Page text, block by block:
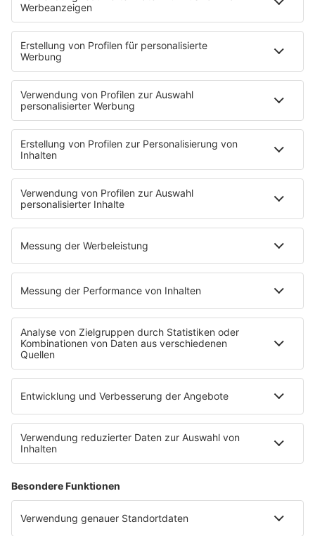
HOME
INFOS
Kontakt
Jobs & Praktika
Pressekontakt
Presse & Downloads
Wetter
EMPFANG
Übersicht
bigFM App
radio.de
radioplayer.de
Partner
WERBUNG
Leistungen und Produkte
Mediadaten und Preisliste
Ansprechpartner
RECHTLICHES
Impressum
Datenschutz